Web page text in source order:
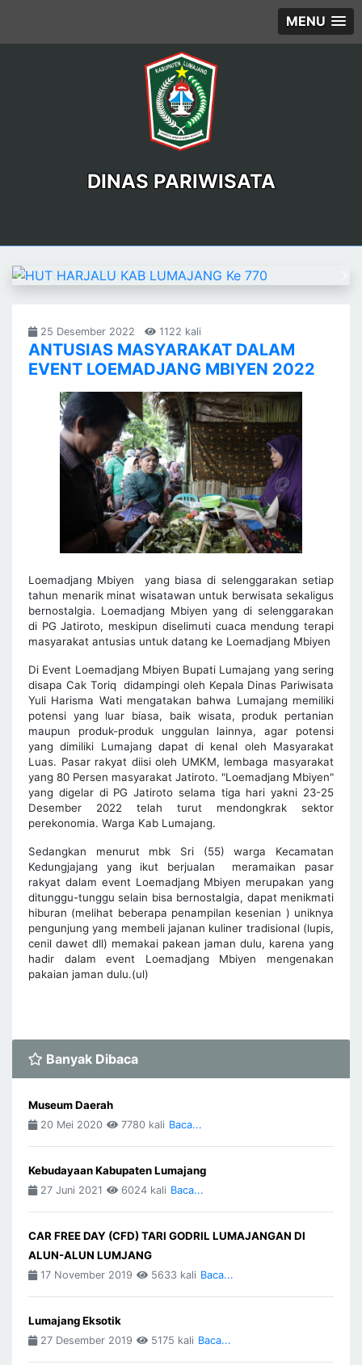
MENU
DINAS PARIWISATA
Previous
25 Desember 2022 1122 kali
ANTUSIAS MASYARAKAT DALAM
EVENT LOEMADJANG MBIYEN 2022
Loemadjang Mbiyen yang biasa di selenggarakan setiap
tahun menarik minat wisatawan untuk berwisata sekaligus
bernostalgia. Loemadjang Mbiyen yang di selenggarakan
di PG Jatiroto, meskipun diselimuti cuaca mendung terapi
masyarakat antusias untuk datang ke Loemadjang Mbiyen
Di Event Loemadjang Mbiyen Bupati Lumajang yang sering
disapa Cak Toriq didampingi oleh Kepala Dinas Pariwisata
Yuli Harisma Wati mengatakan bahwa Lumajang memiliki
potensi yang luar biasa, baik wisata, produk pertanian
maupun produk-produk unggulan lainnya, agar potensi
yang dimiliki Lumajang dapat di kenal oleh Masyarakat
Luas. Pasar rakyat diisi oleh UMKM, lembaga masyarakat
yang 80 Persen masyarakat Jatiroto. "Loemadjang Mbiyen"
yang digelar di PG Jatiroto selama tiga hari yakni 23-25
Desember 2022 telah turut mendongkrak sektor
perekonomia. Warga Kab Lumajang.
Sedangkan menurut mbk Sri (55) warga Kecamatan
Kedungjajang yang ikut berjualan meramaikan pasar
rakyat dalam event Loemadjang Mbiyen merupakan yang
ditunggu-tunggu selain bisa bernostalgia, dapat menikmati
hiburan (melihat beberapa penampilan kesenian ) uniknya
pengunjung yang membeli jajanan kuliner tradisional (lupis,
cenil dawet dll) memakai pakean jaman dulu, karena yang
hadir dalam event Loemadjang Mbiyen mengenakan
pakaian jaman dulu.(ul)
Banyak Dibaca
Museum Daerah
20 Mei 2020 7780 kali Baca...
Kebudayaan Kabupaten Lumajang
27 Juni 2021 6024 kali Baca...
CAR FREE DAY (CFD) TARI GODRIL LUMAJANGAN DI
ALUN-ALUN LUMJANG
17 November 2019 5633 kali Baca...
Lumajang Eksotik
27 Desember 2019 5175 kali Baca...